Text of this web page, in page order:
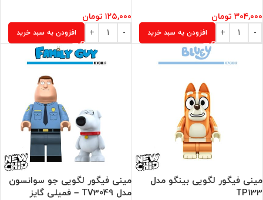
۳۰۴,۰۰۰ تومان
افزودن به سبد خرید
۱۲۵,۰۰۰ تومان
افزودن به سبد خرید
مینی فیگور لگویی بینگو مدل
TP133
مینی فیگور لگویی جو سوانسون
مدل TV3049 – فمیلی گایز